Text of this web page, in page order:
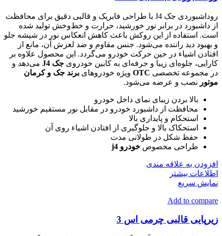
روداشبوردی جک J4 با طراحی فابریک و قالبی دقیق برای محافظت
از داشبورد در برابر نور خورشید، حرارت و خط‌و‌خش تولید شده
است. استفاده از این روکش باعث کاهش انعکاس نور در شیشه جلو
و بهبود دید راننده می‌شود. جنس مقاوم و ضد لغزش آن، مانع از
افتادن اشیاء در حین حرکت خودرو می‌گردد. این محصول علاوه بر
کارایی، جلوه‌ای زیبا و حرفه‌ای به کابین خودروی جک J4
می‌دهد و
در مجموعه تخصصی OTC ویژه خودروهای برند جک و کرمان
موتور نصب و عرضه می‌شود.
بالا بردن زیبای نمای داخل خودرو
محافظت از داشبورد خودرو در مقابل نور مستقیم خورشید
استحکام و پایداری بالا
استحکاک بالا و جلوگیری از افتادن اشیاء روی آن
حفظ شکل در طولانی مدت
طراحی مخصوص خودرو j4
افزودن به علاقه مندی
اطلاعات بیشتر
نمایش سریع
Add to compare
زیرپایی قالبی چرمی اس 3